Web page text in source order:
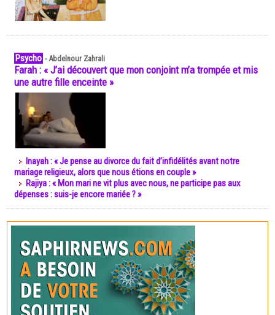
Psycho -Abdelnour Zahrali
Farah : « J’ai découvert que mon conjoint m’a trompée et mis
une autre fille enceinte »
Inayah : « Je pense au divorce du fait d’infidélités avant notre
mariage religieux, alors que nous étions en couple »
Rajiya : « Mon mari ne vit plus avec nous, ne participe pas aux
dépenses : suis-je encore mariée ? »